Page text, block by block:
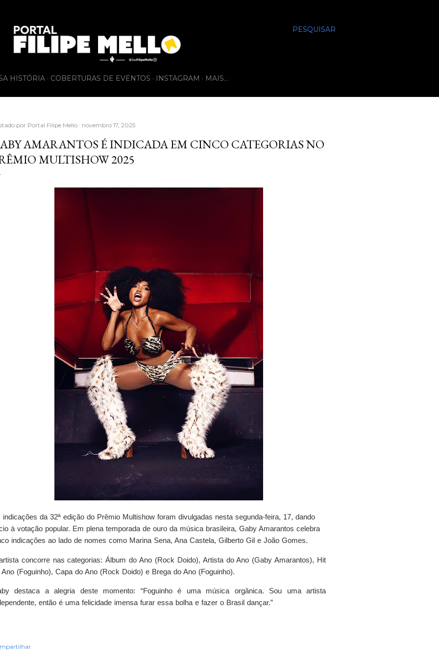
PESQUISAR
HISTÓRIA COBERTURAS DE EVENTOS INSTAGRAM MAIS…
por Portal Filipe Mello novembro 17, 2025
AMARANTOS É INDICADA EM CINCO CATEGORIAS NO
MULTISHOW 2025
indicações da 32ª edição do Prêmio Multishow foram divulgadas nesta segunda-feira, 17, dando
à votação popular. Em plena temporada de ouro da música brasileira, Gaby Amarantos celebra
indicações ao lado de nomes como Marina Sena, Ana Castela, Gilberto Gil e João Gomes.
concorre nas categorias: Álbum do Ano (Rock Doido), Artista do Ano (Gaby Amarantos), Hit
Ano (Foguinho), Capa do Ano (Rock Doido) e Brega do Ano (Foguinho).
destaca a alegria deste momento: “Foguinho é uma música orgânica. Sou uma artista
então é uma felicidade imensa furar essa bolha e fazer o Brasil dançar.”